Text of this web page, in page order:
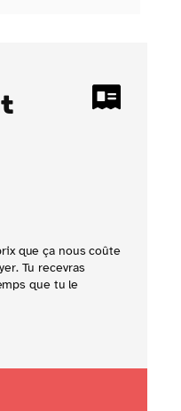
que ça nous coûte
Tu recevras
que tu le